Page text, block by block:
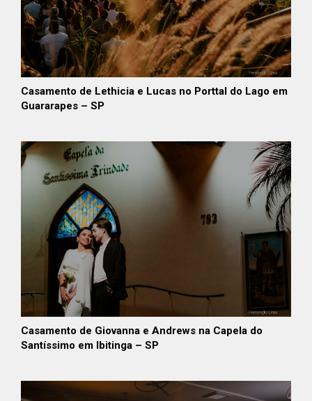
Casamento de Lethicia e Lucas no Porttal do Lago em
Guararapes – SP
Casamento de Giovanna e Andrews na Capela do
Santíssimo em Ibitinga – SP